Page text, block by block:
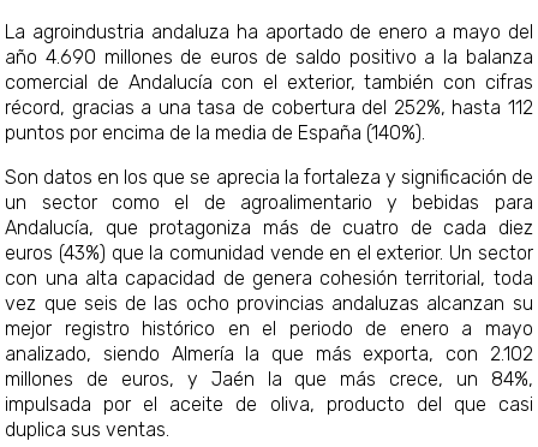
La agroindustria andaluza ha aportado de enero a mayo del
año 4.690 millones de euros de saldo positivo a la balanza
comercial de Andalucía con el exterior, también con cifras
récord, gracias a una tasa de cobertura del 252%, hasta 112
puntos por encima de la media de España (140%).
Son datos en los que se aprecia la fortaleza y significación de
un sector como el de agroalimentario y bebidas para
Andalucía, que protagoniza más de cuatro de cada diez
euros (43%) que la comunidad vende en el exterior. Un sector
con una alta capacidad de genera cohesión territorial, toda
vez que seis de las ocho provincias andaluzas alcanzan su
mejor registro histórico en el periodo de enero a mayo
analizado, siendo Almería la que más exporta, con 2.102
millones de euros, y Jaén la que más crece, un 84%,
impulsada por el aceite de oliva, producto del que casi
duplica sus ventas.